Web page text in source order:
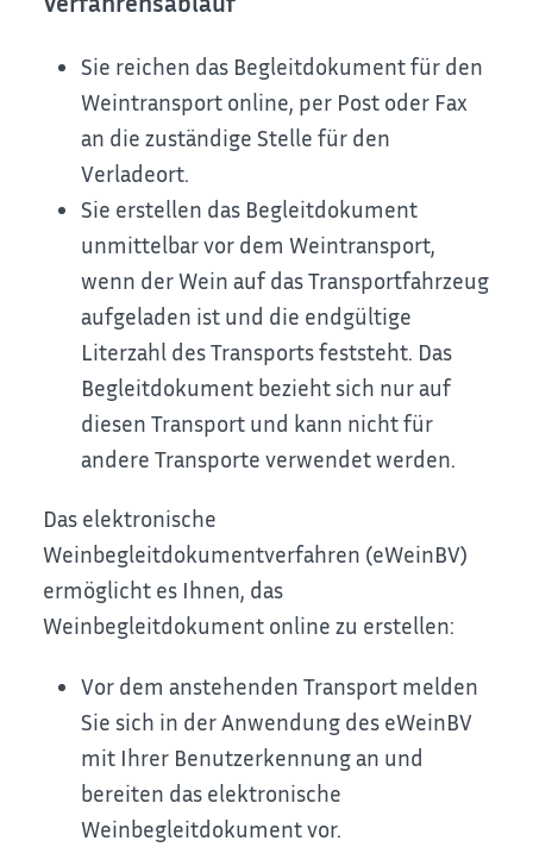
Sie reichen das Begleitdokument für den
Weintransport online, per Post oder Fax
an die zuständige Stelle für den
Verladeort.
Sie erstellen das Begleitdokument
unmittelbar vor dem Weintransport,
wenn der Wein auf das Transportfahrzeug
aufgeladen ist und die endgültige
Literzahl des Transports feststeht. Das
Begleitdokument bezieht sich nur auf
diesen Transport und kann nicht für
andere Transporte verwendet werden.
Das elektronische
Weinbegleitdokumentverfahren (eWeinBV)
ermöglicht es Ihnen, das
Weinbegleitdokument online zu erstellen:
Vor dem anstehenden Transport melden
Sie sich in der Anwendung des eWeinBV
mit Ihrer Benutzerkennung an und
bereiten das elektronische
Weinbegleitdokument vor.